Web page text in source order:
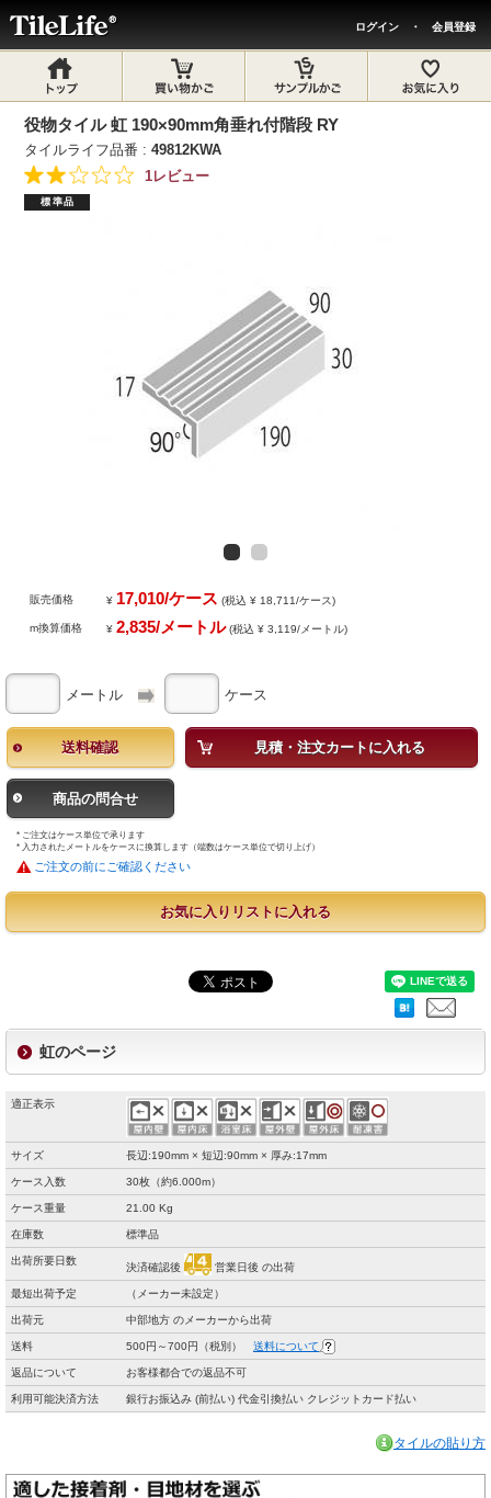
ログイン ・ 会員登録
役物タイル 虹 190×90mm角垂れ付階段 RY
タイルライフ品番 :49812KWA
1レビュー
標準品
販売価格 ¥ 17,010/ケース (税込 ¥ 18,711/ケース)
m換算価格 ¥2,835/メートル(税込 ¥ 3,119/メートル)
メートル ケース
送料確認 見積・注文カートに入れる
商品の問合せ
* ご注文はケース単位で承ります
* 入力されたメートルをケースに換算します（端数はケース単位で切り上げ）
ご注文の前にご確認ください
お気に入りリストに入れる
虹のページ
適正表示
サイズ 長辺:190mm × 短辺:90mm × 厚み:17mm
ケース入数 30枚（約6.000m）
ケース重量 21.00 Kg
在庫数 標準品
出荷所要日数
決済確認後 営業日後 の出荷
最短出荷予定 （メーカー未設定）
出荷元 中部地方 のメーカーから出荷
送料 500円～700円（税別） 送料について
返品について お客様都合での返品不可
利用可能決済方法 銀行お振込み (前払い) 代金引換払い クレジットカード払い
タイルの貼り方